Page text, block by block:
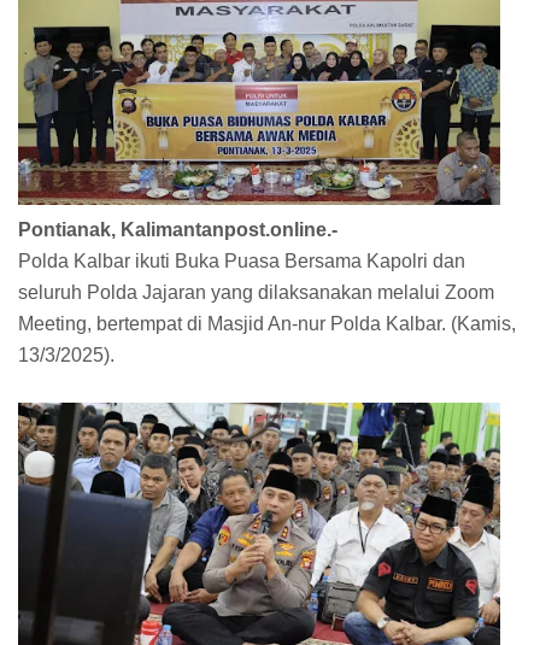
Pontianak, Kalimantanpost.online.-
Polda Kalbar ikuti Buka Puasa Bersama Kapolri dan
seluruh Polda Jajaran yang dilaksanakan melalui Zoom
Meeting, bertempat di Masjid An-nur Polda Kalbar. (Kamis,
13/3/2025).